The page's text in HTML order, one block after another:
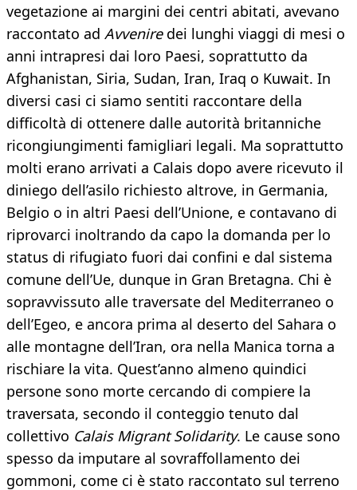
vegetazione ai margini dei centri abitati, avevano
raccontato ad Avvenire dei lunghi viaggi di mesi o
anni intrapresi dai loro Paesi, soprattutto da
Afghanistan, Siria, Sudan, Iran, Iraq o Kuwait. In
diversi casi ci siamo sentiti raccontare della
difficoltà di ottenere dalle autorità britanniche
ricongiungimenti famigliari legali. Ma soprattutto
molti erano arrivati a Calais dopo avere ricevuto il
diniego dell’asilo richiesto altrove, in Germania,
Belgio o in altri Paesi dell’Unione, e contavano di
riprovarci inoltrando da capo la domanda per lo
status di rifugiato fuori dai confini e dal sistema
comune dell’Ue, dunque in Gran Bretagna. Chi è
sopravvissuto alle traversate del Mediterraneo o
dell’Egeo, e ancora prima al deserto del Sahara o
alle montagne dell’Iran, ora nella Manica torna a
rischiare la vita. Quest’anno almeno quindici
persone sono morte cercando di compiere la
traversata, secondo il conteggio tenuto dal
collettivo Calais Migrant Solidarity. Le cause sono
spesso da imputare al sovraffollamento dei
gommoni, come ci è stato raccontato sul terreno